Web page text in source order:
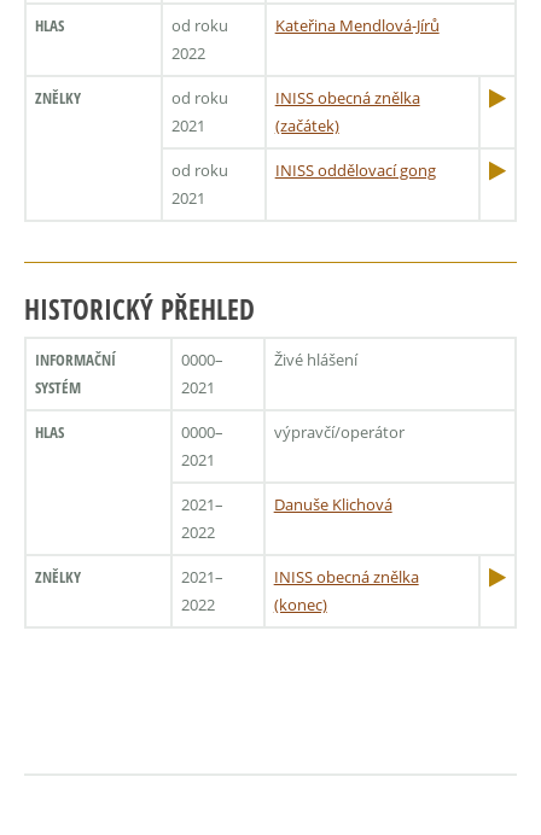
HLAS
od roku
2022
Kateřina Mendlová-Jírů
ZNĚLKY
od roku
2021
INISS obecná znělka
(začátek)
od roku
2021
INISS oddělovací gong
HISTORICKÝ PŘEHLED
INFORMAČNÍ
SYSTÉM
0000–
2021
Živé hlášení
HLAS
0000–
2021
výpravčí/operátor
2021–
2022
Danuše Klichová
ZNĚLKY
2021–
2022
INISS obecná znělka
(konec)